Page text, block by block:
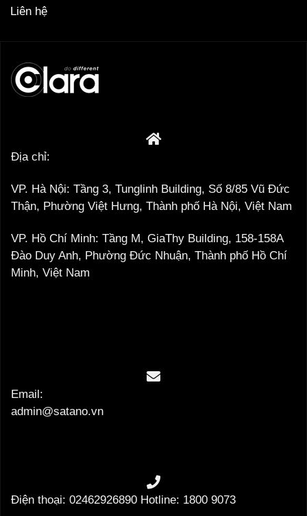
Liên hệ
Địa chỉ:
VP. Hà Nội: Tầng 3, Tunglinh Building, Số 8/85 Vũ Đức
Thận, Phường Việt Hưng, Thành phố Hà Nội, Việt Nam
VP. Hồ Chí Minh: Tầng M, GiaThy Building, 158-158A
Đào Duy Anh, Phường Đức Nhuận, Thành phố Hồ Chí
Minh, Việt Nam
Email:
admin@satano.vn
Điện thoại: 02462926890 Hotline: 1800 9073